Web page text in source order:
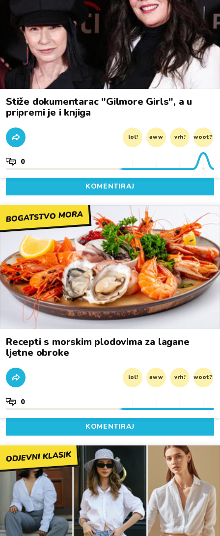
Stiže dokumentarac "Gilmore Girls", a u
pripremi je i knjiga
lol! aww vrh! woot?!
0
KOMENTIRAJ
BOGATSTVO MORA
Recepti s morskim plodovima za lagane
ljetne obroke
lol! aww vrh! woot?!
0
KOMENTIRAJ
ODJEVNI KLASIK